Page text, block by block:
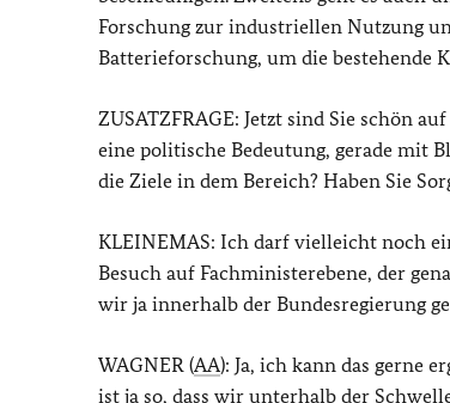
Forschung zur industriellen Nutzung
Batterieforschung, um die bestehende
ZUSATZFRAGE: Jetzt sind Sie schön
eine politische Bedeutung, gerade mit
die Ziele in dem Bereich? Haben Sie
KLEINEMAS: Ich darf vielleicht noch
Besuch auf Fachministerebene, der
wir ja innerhalb der Bundesregierung
WAGNER (AA): Ja, ich kann das gerne
ist ja so, dass wir unterhalb der